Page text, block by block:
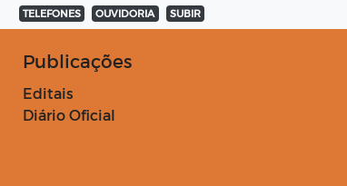
TELEFONES OUVIDORIA SUBIR
Publicações
Editais
Diário Oficial